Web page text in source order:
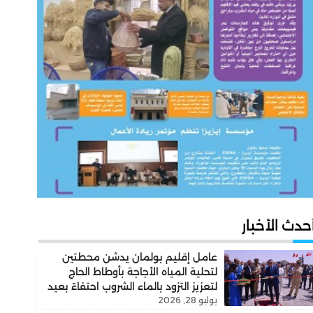
الأخبار
عامل إقليم بولمان يدشن محطتين
لتحلية المياه الأجاجة بأوطاط الحاج
لتعزيز التزود بالماء الشروب احتفاءً بعيد
العرش المجيد
يوليو 28, 2026